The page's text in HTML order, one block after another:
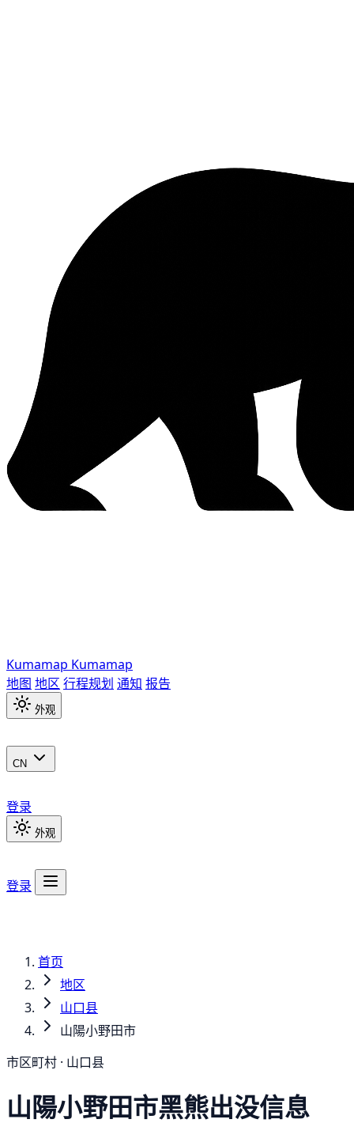
Kumamap Kumamap
地图 地区 行程规划 通知 报告
外观
CN
登录
外观
登录
首页
地区
山口县
山陽小野田市
市区町村 · 山口县
山陽小野田市黑熊出没信息